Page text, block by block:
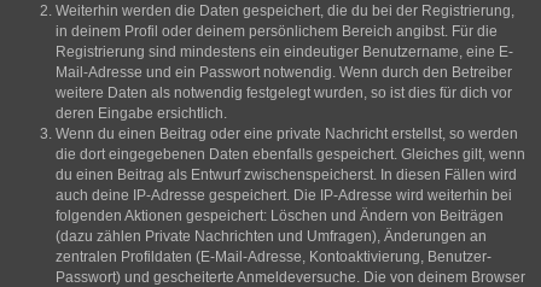
Weiterhin werden die Daten gespeichert, die du bei der Registrierung,
in deinem Profil oder deinem persönlichem Bereich angibst. Für die
Registrierung sind mindestens ein eindeutiger Benutzername, eine E-
Mail-Adresse und ein Passwort notwendig. Wenn durch den Betreiber
weitere Daten als notwendig festgelegt wurden, so ist dies für dich vor
deren Eingabe ersichtlich.
Wenn du einen Beitrag oder eine private Nachricht erstellst, so werden
die dort eingegebenen Daten ebenfalls gespeichert. Gleiches gilt, wenn
du einen Beitrag als Entwurf zwischenspeicherst. In diesen Fällen wird
auch deine IP-Adresse gespeichert. Die IP-Adresse wird weiterhin bei
folgenden Aktionen gespeichert: Löschen und Ändern von Beiträgen
(dazu zählen Private Nachrichten und Umfragen), Änderungen an
zentralen Profildaten (E-Mail-Adresse, Kontoaktivierung, Benutzer-
Passwort) und gescheiterte Anmeldeversuche. Die von deinem Browser